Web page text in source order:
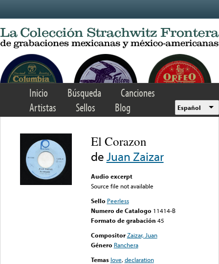
Inicio Búsqueda
Canciones
Artistas
Sellos Blog Español
El Corazon
deJuan Zaizar
Audio excerpt
Source file not available
Sello Peerless
Numero de Catalogo 11414-B
Formato de grabación 45
Compositor Zaizar, Juan
Género Ranchera
Temas love,declaration